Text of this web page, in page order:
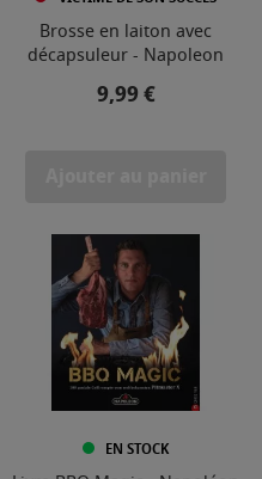
Brosse en laiton avec
décapsuleur - Napoleon
Prix
9,99 €
EN STOCK